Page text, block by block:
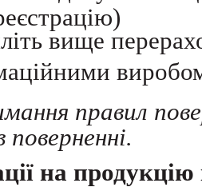
вище
правил
поверненні.
на продукцію